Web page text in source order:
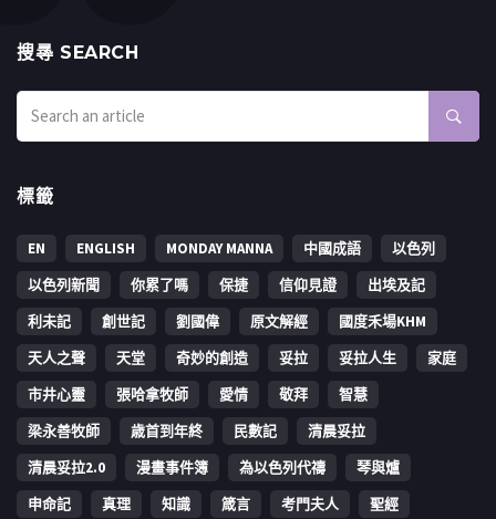
搜㝷 SEARCH
標籤
EN ENGLISH MONDAY MANNA 中國成語
以色列
以色列新聞
你累了嗎 保捷 信仰見證
出埃及記
利未記
創世記 劉國偉 原文解經
國度禾場KHM
天人之聲
天堂 奇妙的創造 妥拉 妥拉人生
家庭
市井心靈
張哈拿牧師 愛情 敬拜
智慧
梁永善牧師
歳首到年終 民數記
清晨妥拉
清晨妥拉2.0
漫畫事件簿 為以色列代禱
琴與爐
申命記
真理 知識 箴言 考門夫人 聖經